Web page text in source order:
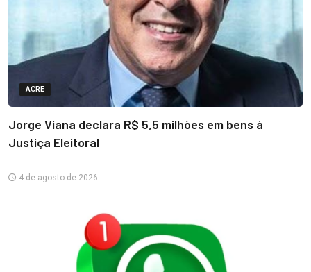
ACRE
Jorge Viana declara R$ 5,5 milhões em bens à
Justiça Eleitoral
4 de agosto de 2026